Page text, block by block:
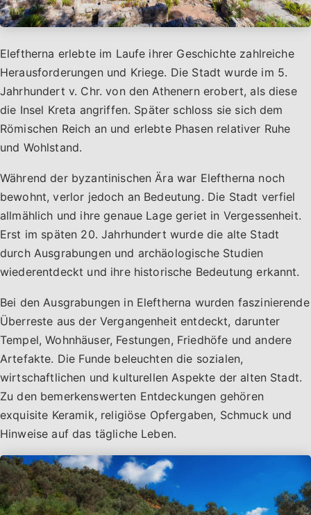
Eleftherna erlebte im Laufe ihrer Geschichte zahlreiche
Herausforderungen und Kriege. Die Stadt wurde im 5.
Jahrhundert v. Chr. von den Athenern erobert, als diese
die Insel Kreta angriffen. Später schloss sie sich dem
Römischen Reich an und erlebte Phasen relativer Ruhe
und Wohlstand.
Während der byzantinischen Ära war Eleftherna noch
bewohnt, verlor jedoch an Bedeutung. Die Stadt verfiel
allmählich und ihre genaue Lage geriet in Vergessenheit.
Erst im späten 20. Jahrhundert wurde die alte Stadt
durch Ausgrabungen und archäologische Studien
wiederentdeckt und ihre historische Bedeutung erkannt.
Bei den Ausgrabungen in Eleftherna wurden faszinierende
Überreste aus der Vergangenheit entdeckt, darunter
Tempel, Wohnhäuser, Festungen, Friedhöfe und andere
Artefakte. Die Funde beleuchten die sozialen,
wirtschaftlichen und kulturellen Aspekte der alten Stadt.
Zu den bemerkenswerten Entdeckungen gehören
exquisite Keramik, religiöse Opfergaben, Schmuck und
Hinweise auf das tägliche Leben.